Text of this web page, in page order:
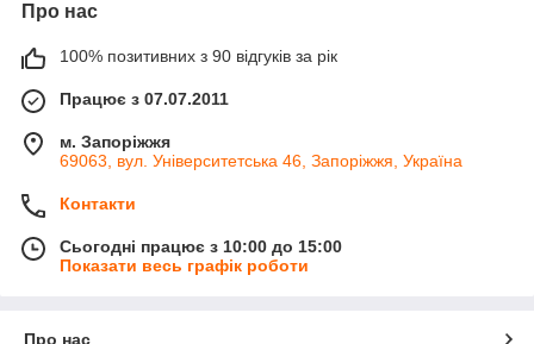
Про нас
100% позитивних з 90 відгуків за рік
Працює з 07.07.2011
м. Запоріжжя
69063, вул. Університетська 46, Запоріжжя, Україна
Контакти
Сьогодні працює з 10:00 до 15:00
Показати весь графік роботи
Про нас